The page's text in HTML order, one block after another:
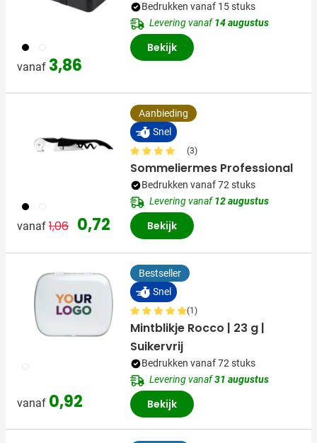
001 002
vanaf 3,86
Bedrukken vanaf 15 stuks
Levering vanaf14 augustus
Bekijk
001 002
vanaf Normale prijs
1,06 Speciale prijs
0,72
Aanbieding
Snel
(3)
Sommeliermes Professional
Bedrukken vanaf 72 stuks
Levering vanaf12 augustus
Bekijk
002
vanaf 0,92
Bestseller
Snel
(1)
Mintblikje Rocco | 23 g |
Suikervrij
Bedrukken vanaf 72 stuks
Levering vanaf31 augustus
Bekijk